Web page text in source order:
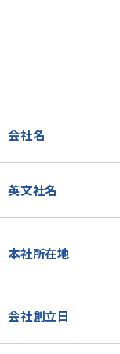
会社名
英文社名
本社所在地
会社創立日